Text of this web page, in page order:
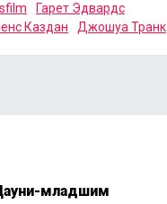
Гарет Эдвардс
Каздан Джошуа Транк
младшим